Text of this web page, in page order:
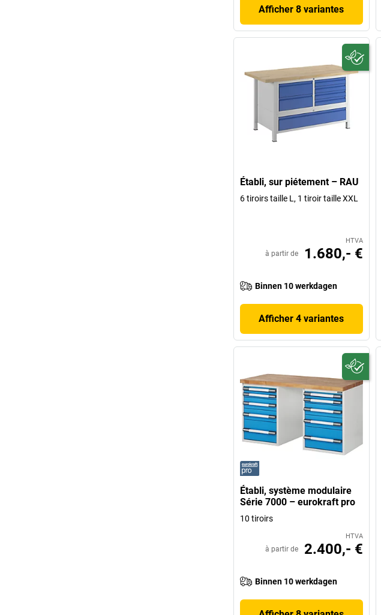
Afficher 8 variantes
Établi, sur piétement – RAU
6 tiroirs taille L, 1 tiroir taille XXL
HTVA
à partir de 1.680,- €
Binnen 10 werkdagen
Afficher 4 variantes
Établi, système modulaire
Série 7000 – eurokraft pro
10 tiroirs
HTVA
à partir de 2.400,- €
Binnen 10 werkdagen